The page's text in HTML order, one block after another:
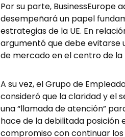
Por su parte, BusinessEurope
desempeñará un papel
estrategias de la UE. En
argumentó que debe evitarse
de mercado en el centro de la
A su vez, el Grupo de
consideró que la claridad y el
una “llamada de atención”
hace de la debilitada posición
compromiso con continuar